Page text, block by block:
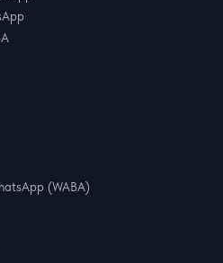
(WABA)